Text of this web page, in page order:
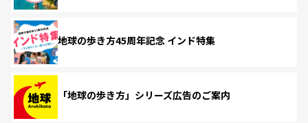
地球の歩き方45周年記念 インド特集
「地球の歩き方」シリーズ広告のご案内